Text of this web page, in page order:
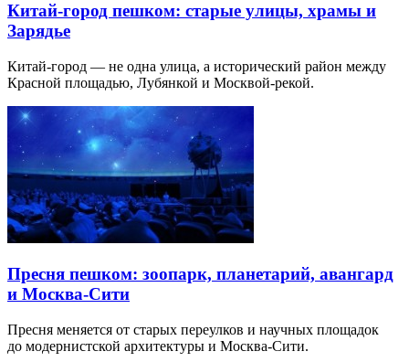
Китай-город пешком: старые улицы, храмы и
Зарядье
Китай-город — не одна улица, а исторический район между
Красной площадью, Лубянкой и Москвой-рекой.
Пресня пешком: зоопарк, планетарий, авангард
и Москва-Сити
Пресня меняется от старых переулков и научных площадок
до модернистской архитектуры и Москва-Сити.